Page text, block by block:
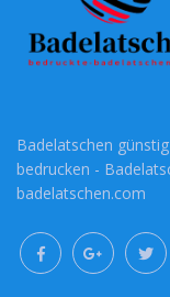
Badelatschen
bedrucken -
badelatschen.com